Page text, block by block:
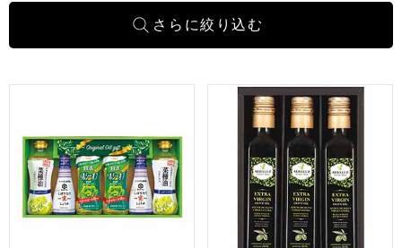
日清ヘルシーオフ＆調味料バラエティギフト[NKT-30CU]【
エキストラバージンオリー